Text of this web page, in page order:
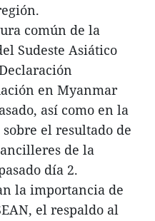
común de la
Sudeste Asiático
en Myanmar
así como en la
el resultado de
de la
día 2.
la importancia de
el respaldo al